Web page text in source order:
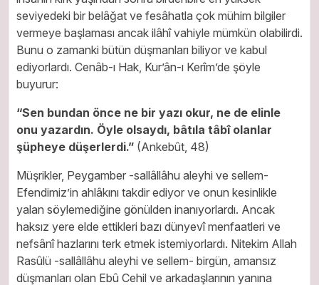
seviyedeki bir belâğat ve fesâhatla çok mühim bilgiler
vermeye başlaması ancak ilâhî vahiyle mümkün olabilirdi.
Bunu o zamanki bütün düşmanları biliyor ve kabul
ediyorlardı. Cenâb-ı Hak, Kur’ân-ı Kerîm’de şöyle
buyurur:
“Sen bundan önce ne bir yazı okur, ne de elinle
onu yazardın. Öyle olsaydı, bâtıla tâbî olanlar
şüpheye düşerlerdi.” (Ankebût, 48)
Müşrikler, Peygamber -sallâllâhu aleyhi ve sellem-
Efendimiz’in ahlâkını takdir ediyor ve onun kesinlikle
yalan söylemediğine gönülden inanıyorlardı. Ancak
haksız yere elde ettikleri bazı dünyevî menfaatleri ve
nefsânî hazlarını terk etmek istemiyorlardı. Nitekim Allah
Rasûlü -sallâllâhu aleyhi ve sellem- birgün, amansız
düşmanları olan Ebû Cehil ve arkadaşlarının yanına